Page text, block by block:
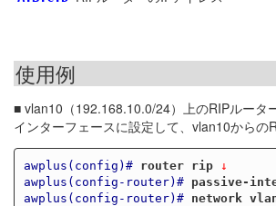
使用例
■ vlan10（192.168.10.0/24）上のRIPルータ
インターフェースに設定して、vlan10から
awplus(config)# router rip ↓
awplus(config-router)#
passive-
awplus(config-router)#
network